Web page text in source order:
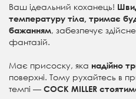
Ваш ідеальний коханець!
температуру тіла, тримає
бажанням, забезпечує
фантазій.
Має присоску, яка надійно
поверхні. Тому рухайтесь в
темпі — COCK MILLER